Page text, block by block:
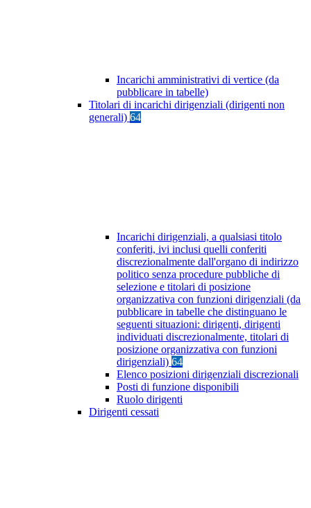
Incarichi amministrativi di vertice (da
pubblicare in tabelle)
Titolari di incarichi dirigenziali (dirigenti non
generali) 64
Incarichi dirigenziali, a qualsiasi titolo
conferiti, ivi inclusi quelli conferiti
discrezionalmente dall'organo di indirizzo
politico senza procedure pubbliche di
selezione e titolari di posizione
organizzativa con funzioni dirigenziali (da
pubblicare in tabelle che distinguano le
seguenti situazioni: dirigenti, dirigenti
individuati discrezionalmente, titolari di
posizione organizzativa con funzioni
dirigenziali) 64
Elenco posizioni dirigenziali discrezionali
Posti di funzione disponibili
Ruolo dirigenti
Dirigenti cessati